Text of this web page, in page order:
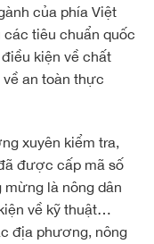
của phía Việt
tiêu chuẩn quốc
kiện về chất
an toàn thực
xuyên kiểm tra,
được cấp mã số
mừng là nông dân
về kỹ thuật…
địa phương, nông